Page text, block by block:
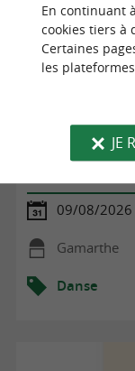
Fêtes de village
et danses, concert
09/08/2026
Gamarthe
Danse
En continuant
cookies tiers à
Certaines
les
JE